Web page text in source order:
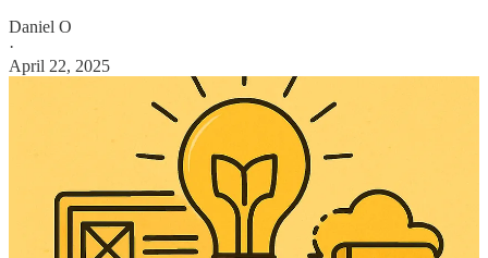
Daniel O
·
April 22, 2025